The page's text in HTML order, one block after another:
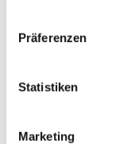
Präferenzen
Statistiken
Marketing